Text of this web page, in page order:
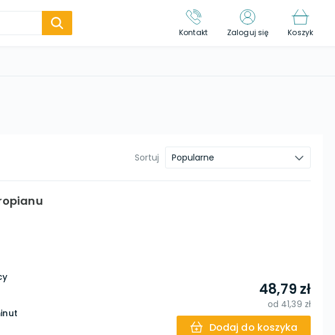
Kontakt Zaloguj się Koszyk
Sortuj Popularne
48,79 zł
od 41,39 zł
Dodaj do koszyka